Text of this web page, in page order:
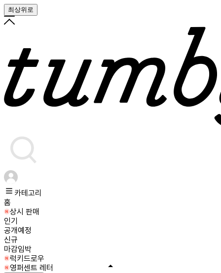
최상위로
카테고리
홈
상시 판매
인기
공개예정
신규
마감임박
럭키드로우
영퍼센트 레터